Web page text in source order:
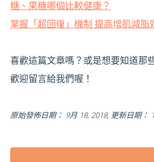
糖、果糖哪個比較健康？
掌握「超回復」機制 提高增肌減脂
喜歡這篇文章嗎？或是想要知道那
歡迎留言給我們喔！
原始發佈日期： 9月 18, 2018, 更新日期：